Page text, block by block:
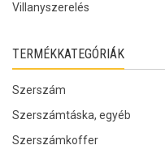
Villanyszerelés
TERMÉKKATEGÓRIÁK
Szerszám
Szerszámtáska, egyéb
Szerszámkoffer